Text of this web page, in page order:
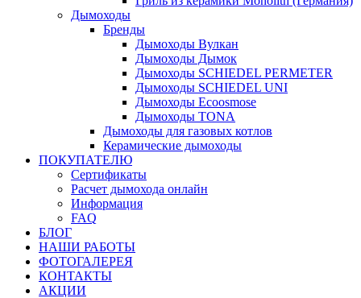
Дымоходы
Бренды
Дымоходы Вулкан
Дымоходы Дымок
Дымоходы SCHIEDEL PERMETER
Дымоходы SCHIEDEL UNI
Дымоходы Ecoosmose
Дымоходы TONA
Дымоходы для газовых котлов
Керамические дымоходы
ПОКУПАТЕЛЮ
Сертификаты
Расчет дымохода онлайн
Информация
FAQ
БЛОГ
НАШИ РАБОТЫ
ФОТОГАЛЕРЕЯ
КОНТАКТЫ
АКЦИИ